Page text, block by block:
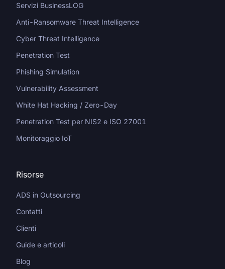
Servizi BusinessLOG
Anti-Ransomware Threat Intelligence
Cyber Threat Intelligence
Penetration Test
Phishing Simulation
Vulnerability Assessment
White Hat Hacking / Zero-Day
Penetration Test per NIS2 e ISO 27001
Monitoraggio IoT
Risorse
ADS in Outsourcing
Contatti
Clienti
Guide e articoli
Blog